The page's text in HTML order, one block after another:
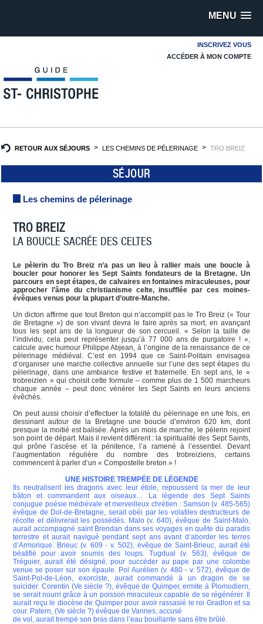
MENU
INSCRIVEZ VOUS
ACCÉDER À MON COMPTE
RETOUR AUX SÉJOURS LES CHEMINS DE PÉLERINAGE TRO BREIZ
SÉJOUR
Les chemins de pélerinage
TRO BREIZ
LA BOUCLE SACRÉE DES CELTES
Le pèlerin du Tro Breiz n’a pas un lieu à rallier mais une boucle à
boucler pour honorer les Sept Saints fondateurs de la Bretagne. Un
parcours en sept étapes, de calvaires en fontaines miraculeuses, pour
approcher l’âme du christianisme celte, insufflée par ces moines-
évêques venus pour la plupart d’outre-Manche.
Un dicton affirme que tout Breton qui n’accomplit pas le Tro Breiz (« Tour
de Bretagne ») de son vivant devra le faire après sa mort, en avançant
tous les sept ans de la longueur de son cercueil. « Selon la taille de
l’individu, cela peut représenter jusqu’à 77 000 ans de purgatoire ! »,
calcule avec humour Philippe Abjean, à l’origine de la renaissance de ce
pèlerinage médiéval. C’est en 1994 que ce Saint-Politain envisagea
d’organiser une marche collective annuelle sur l’une des sept étapes du
pèlerinage, dans une ambiance festive et fraternelle. En sept ans, le «
trobreizien » qui choisit cette formule – comme plus de 1 500 marcheurs
chaque année – peut donc vénérer les Sept Saints en leurs anciens
évêchés.
On peut aussi choisir d’effectuer la totalité du pèlerinage en une fois, en
dessinant autour de la Bretagne une boucle d’environ 620 km, dont
presque la moitié est balisée. Après un mois de marche, le pèlerin rejoint
son point de départ. Mais il revient différent : la spiritualité des Sept Saints,
qui prône l’ascèse et la pénitence, l’a ramené à l’essentiel. Devant
l’augmentation régulière du nombre des trobreiziens, certains
commencent à parler d’un « Compostelle breton » !
UNE HISTOIRE TREMPÉE DE LÉGENDE
Ils neutralisent les dragons avec leur étole, repoussent la mer de leur
bâton et commandent aux oiseaux… La légende des Sept Saints
conjugue poésie médiévale et merveilleux chrétien : Samson (v. 485-565)
évêque de Dol-de-Bretagne, serait obéi par les volatiles destructeurs de
récolte et délivrerait les possédés. Malo (v. 640), évêque de Saint-Malo,
aurait accompagné saint Brendan dans ses voyages en quête du paradis
terrestre et aurait navigué pendant sept ans avant d’aborder les terres
d’Armorique. Brieuc (v. 609 - v. 502), évêque de Saint-Brieuc, aurait été
béatifié pour avoir soumis des loups. Tugdual (v. 563), évêque de
Tréguier, aurait été désigné, pour succéder au pape par une colombe
venue se poser sur son épaule. Pol Aurélien (v. 480 - v. 572), évêque de
Saint-Pol-de-Léon, exorciste, aurait commandé à un dragon de se
suicider. Corentin (Ve siècle ?), évêque de Quimper, ermite à Plomodiern,
se serait nourri grâce à un poisson miraculeux capable de se régénérer. Il
aurait reçu le diocèse de Quimper pour avoir rassasié le roi Gradlon et sa
cour. Patern, (Ve siècle ?) évêque de Vannes, accusé
de vol, aurait trempé son bras dans l’eau bouillante sans être brûlé.